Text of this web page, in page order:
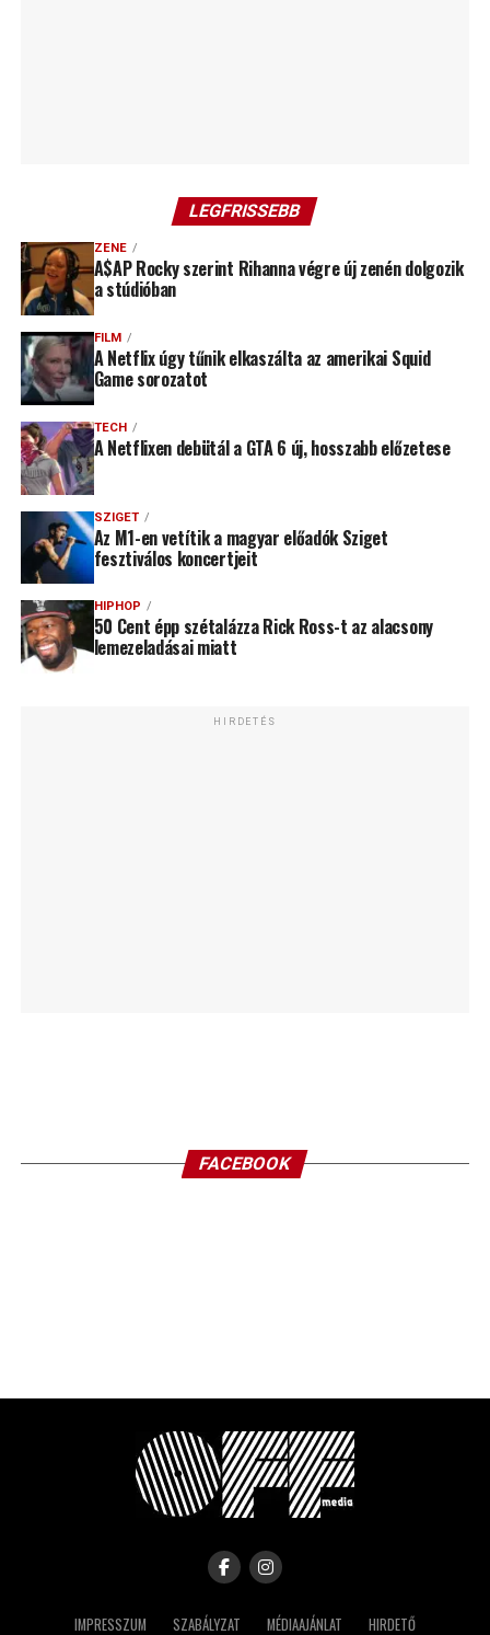
LEGFRISSEBB
ZENE
A$AP Rocky szerint Rihanna végre új zenén dolgozik
a stúdióban
FILM
A Netflix úgy tűnik elkaszálta az amerikai Squid
Game sorozatot
TECH
A Netflixen debütál a GTA 6 új, hosszabb előzetese
SZIGET
Az M1-en vetítik a magyar előadók Sziget
fesztiválos koncertjeit
HIPHOP
50 Cent épp szétalázza Rick Ross-t az alacsony
lemezeladásai miatt
HIRDETÉS
FACEBOOK
IMPRESSZUM SZABÁLYZAT MÉDIAAJÁNLAT HIRDETŐ